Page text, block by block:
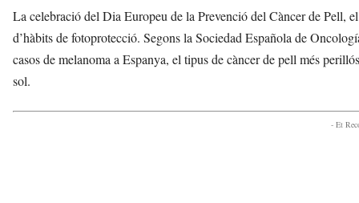
La celebració del Dia Europeu de la Prevenció del Càncer de Pell,
d’hàbits de fotoprotecció. Segons la Sociedad Española de
casos de melanoma a Espanya, el tipus de càncer de pell més
sol.
- Et